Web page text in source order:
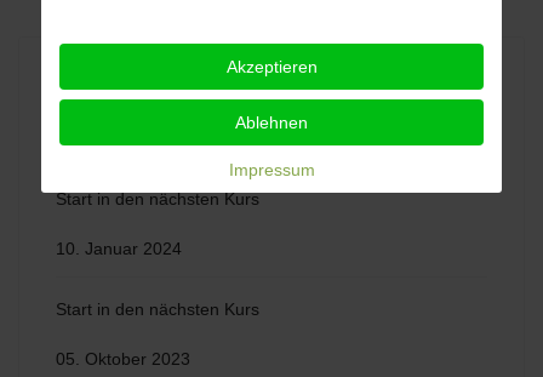
Neuste Beiträge
Start in den nächsten Kurs
10. Januar 2024
Start in den nächsten Kurs
05. Oktober 2023
Akzeptieren
Ablehnen
Impressum